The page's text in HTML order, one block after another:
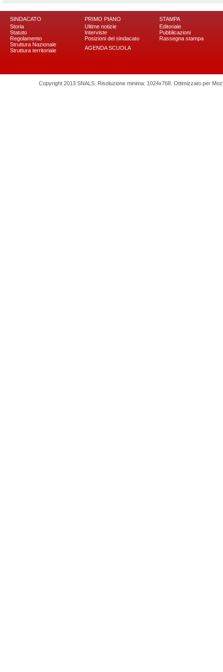
SINDACATO
Storia
Statuto
Regolamento
Struttura Nazionale
Struttura territoriale
PRIMO PIANO
Ultime notizie
Interviste
Posizioni del sindacato
AGENDA SCUOLA
STAMPA
Editoriale
Pubblicazioni
Rassegna stampa
Copyright 2013 SNALS. Risoluzione minima: 1024x768. Ottimizzato per